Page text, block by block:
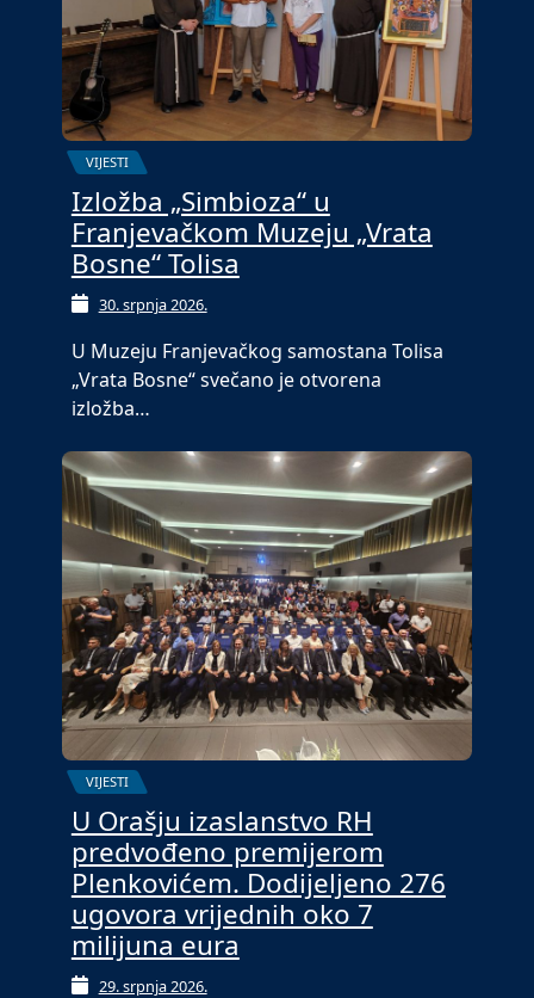
VIJESTI
Izložba „Simbioza“ u
Franjevačkom Muzeju „Vrata
Bosne“ Tolisa
30. srpnja 2026.
U Muzeju Franjevačkog samostana Tolisa
„Vrata Bosne“ svečano je otvorena
izložba…
VIJESTI
U Orašju izaslanstvo RH
predvođeno premijerom
Plenkovićem. Dodijeljeno 276
ugovora vrijednih oko 7
milijuna eura
29. srpnja 2026.